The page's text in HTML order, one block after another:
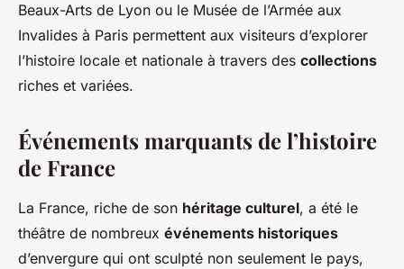
Beaux-Arts de Lyon ou le Musée de l’Armée aux
Invalides à Paris permettent aux visiteurs d’explorer
l’histoire locale et nationale à travers des collections
riches et variées.
Événements marquants de l’histoire
de France
La France, riche de son héritage culturel, a été le
théâtre de nombreux événements historiques
d’envergure qui ont sculpté non seulement le pays,